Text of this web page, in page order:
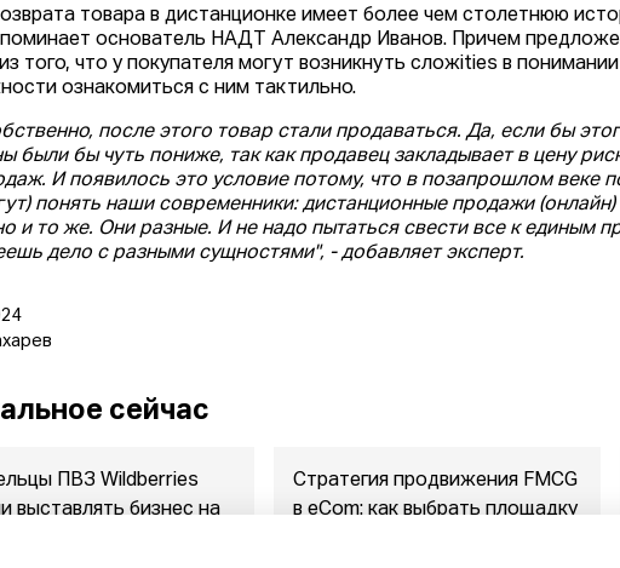
товара в дистанционке имеет более чем столетнюю
основатель НАДТ Александр Иванов. Причем
того, что у покупателя могут возникнуть сложities в понимании
ознакомиться с ним тактильно.
после этого товар стали продаваться. Да, если бы
были бы чуть пониже, так как продавец закладывает в цену
И появилось это условие потому, что в позапрошлом веке
понять наши современники: дистанционные продажи
и то же. Они разные. И не надо пытаться свести все к единым
дело с разными сущностями", - добавляет эксперт.
сейчас
ПВЗ Wildberries
выставлять бизнес на
Стратегия продвижения FMCG
в eСom: как выбрать площадку